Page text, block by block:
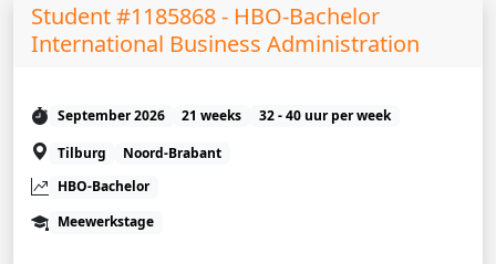
Student #1185868 - HBO-Bachelor
International Business Administration
September 2026 21 weeks
32 - 40 uur per week
Tilburg
Noord-Brabant
HBO-Bachelor
Meewerkstage